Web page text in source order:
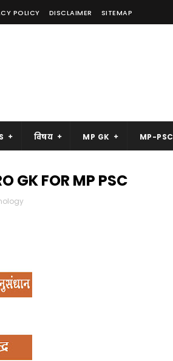
POLICY DISCLAIMER SITEMAP
विषय MP GK MP-PSC
GK FOR MP PSC